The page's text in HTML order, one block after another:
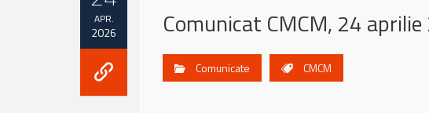
APR.
2026 Comunicat CMCM, 24
Comunicate CMCM